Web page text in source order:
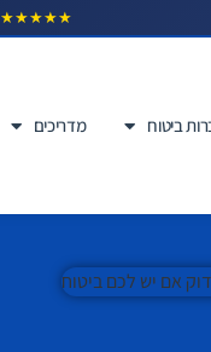
★★★★★
ביטוח מדריכים